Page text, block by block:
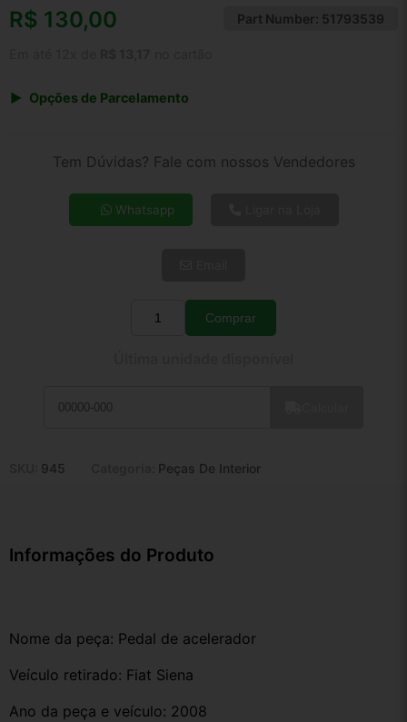
R$ 130,00 Part Number: 51793539
Opções de Parcelamento
4x de R$ 36,03
5x de R$ 29,20
Tem Dúvidas? Fale com nossos Vendedores
Whatsapp
Quantidade
Comprar
945 Peças De Interior
Informações do Produto
Nome da peça: Pedal de acelerador
Veículo retirado: Fiat Siena
Ano da peça e veículo: 2008